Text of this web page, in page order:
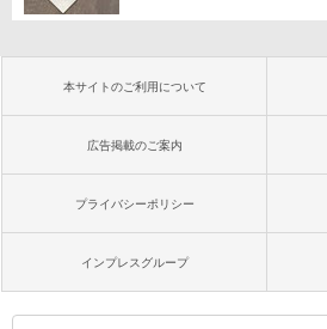
本サイトのご利用について
広告掲載のご案内
プライバシーポリシー
インプレスグループ